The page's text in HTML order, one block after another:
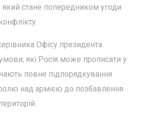
стане попередником угоди
Офісу президента
які Росія може прописати у
повне підпорядкування
над армією до позбавлення